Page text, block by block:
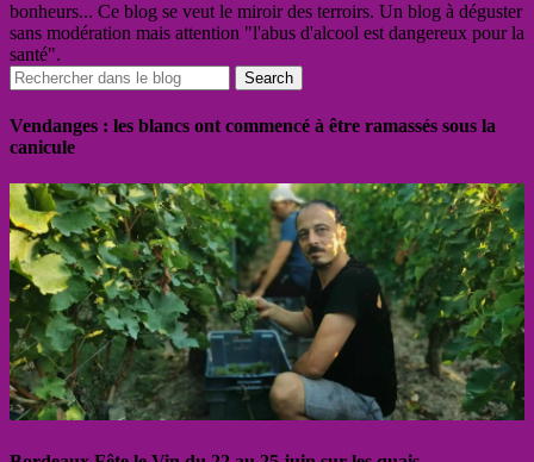
bonheurs... Ce blog se veut le miroir des terroirs. Un blog à déguster
sans modération mais attention "l'abus d'alcool est dangereux pour la
santé".
Vendanges : les blancs ont commencé à être ramassés sous la
canicule